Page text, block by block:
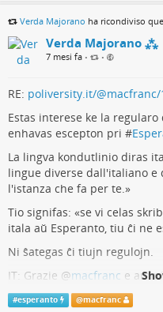
En Vaŝingtono, nova potenco
komplekso. Pli ambicia,
Francesca BRIA (Le Monde
Verda Majorano ha ricondiviso
Verda Majorano ⁂
7 mesi fa • •
RE: poliversity.it/
Estas interese ke la
enhavas escepton pri #
La lingva kondutlinio diras
lingue diverse dall'italiano e
l'istanza che fa per te.»
Tio signifas: «se vi celas
itala aŭ Esperanto, tiu ĉi ne
Ni ŝategas ĉi tiujn regulojn.
IT: Grazie @macfranc e
queste regole 😄.
#esperanto @macfranc